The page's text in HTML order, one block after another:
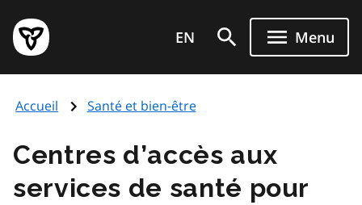
au
contenu
principal
Page
d'accueil
de
EN Menu
Accueil Santé et bien-être
Centres d’accès aux
services de santé pour